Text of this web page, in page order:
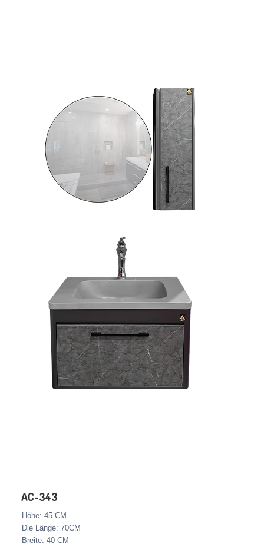
AC-343
Höhe: 45 CM
Die Länge: 70CM
Breite: 40 CM